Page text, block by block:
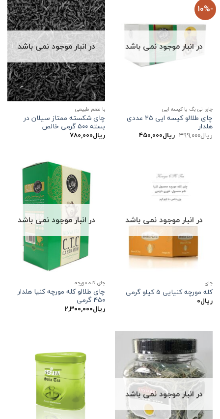
-10%
در انبار موجود نمی باشد
چای تی بگ یا کیسه ایی
چای طلالو کیسه ایی ۲۵ عددی
هلدار
ریال۴۹۹,۰۰۰ قیمت
اصلی:
ریال۴۵۰,۰۰۰قیمت
فعلی:
در انبار موجود نمی باشد
با طعم طبیعی
چای شکسته ممتاز سیلان در
بسته ۵۰۰ گرمی خالص
ریال۷۸۰,۰۰۰
در انبار موجود نمی باشد
چاي
کله مورچه کنیایی ۵ کیلو گرمی
ریال۰
در انبار موجود نمی باشد
چای کله مورچه
چای طلالو کله مورچه کنیا هلدار
۴۵۰ گرمی
ریال۲,۳۰۰,۰۰۰
در انبار موجود نمی باشد